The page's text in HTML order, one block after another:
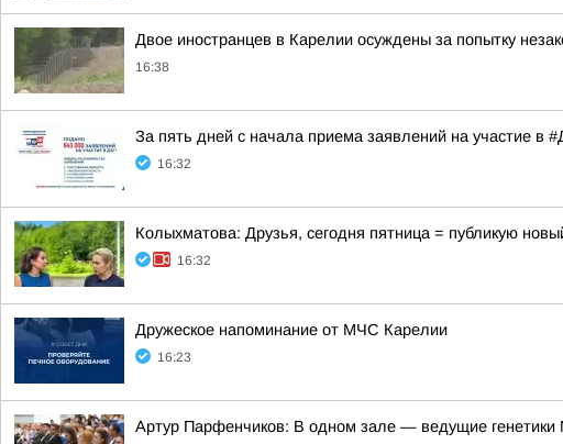
Двое иностранцев в Карелии осуждены за попытку
16:38
За пять дней с начала приема заявлений на участие в
16:32
Колыхматова: Друзья, сегодня пятница = публикую
16:32
Дружеское напоминание от МЧС Карелии
16:23
Артур Парфенчиков: В одном зале — ведущие генетики